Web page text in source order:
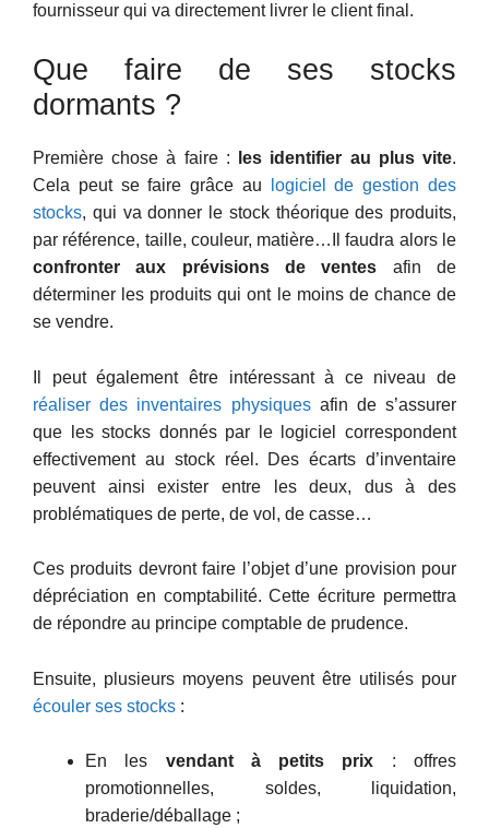
fournisseur qui va directement livrer le client final.
Que faire de ses stocks
dormants ?
Première chose à faire : les identifier au plus vite.
Cela peut se faire grâce au
logiciel de gestion des
stocks, qui va donner le stock théorique des produits,
par référence, taille, couleur, matière…Il faudra alors le
confronter aux prévisions de ventes afin de
déterminer les produits qui ont le moins de chance de
se vendre.
Il peut également être intéressant à ce niveau de
réaliser des inventaires physiquesafin de s’assurer
que les stocks donnés par le logiciel correspondent
effectivement au stock réel. Des écarts d’inventaire
peuvent ainsi exister entre les deux, dus à des
problématiques de perte, de vol, de casse…
Ces produits devront faire l’objet d’une provision pour
dépréciation en comptabilité. Cette écriture permettra
de répondre au principe comptable de prudence.
Ensuite, plusieurs moyens peuvent être utilisés pour
écouler ses stocks :
En les vendant à petits prix : offres
promotionnelles, soldes, liquidation,
braderie/déballage ;